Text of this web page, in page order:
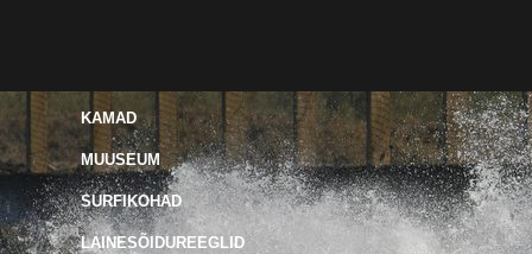
KAMAD
MUUSEUM
SURFIKOHAD
LAINESÕIDUREEGLID